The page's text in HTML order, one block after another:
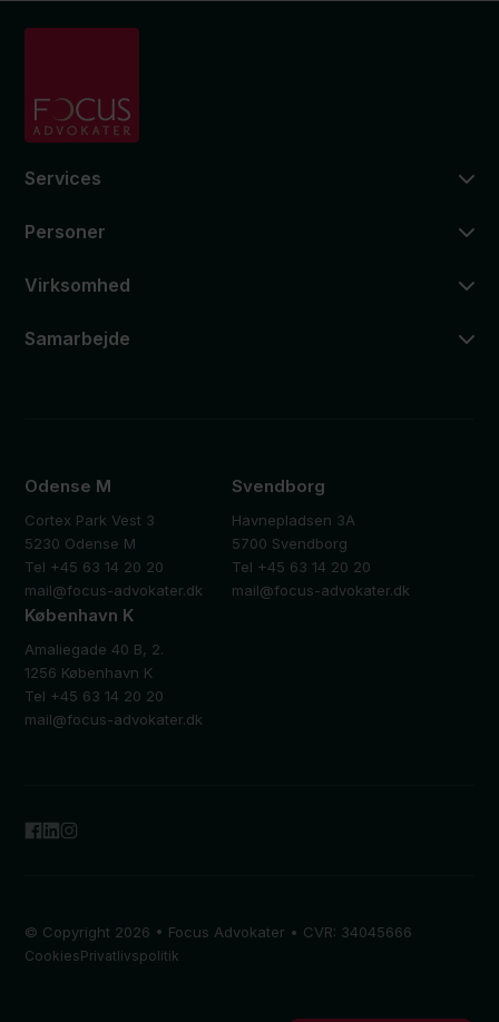
Services
Personer
Virksomhed
Samarbejde
Odense M
Cortex Park Vest 3
5230 Odense M
Tel +45 63 14 20 20
mail@focus-advokater.dk
Svendborg
Havnepladsen 3A
5700 Svendborg
Tel +45 63 14 20 20
mail@focus-advokater.dk
København K
Amaliegade 40 B, 2.
1256 København K
Tel +45 63 14 20 20
mail@focus-advokater.dk
© Copyright 2026 • Focus Advokater • CVR: 34045666
CookiesPrivatlivspolitik